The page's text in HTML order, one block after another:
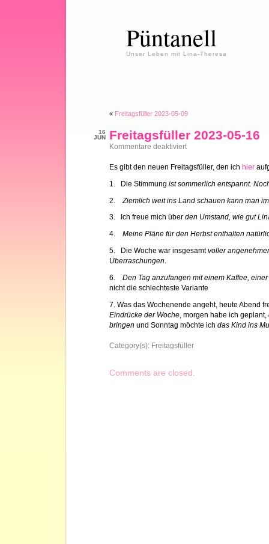
Püntanell
Unser Leben mit Lina-Theresa
« Freitagsfüller 2023-05-09
16
JUN
Freitagsfüller 2023-05-16
Kommentare deaktiviertfür
05-
Es gibt den neuen Freitagsfüller, den ich hier
1. Die Stimmung ist sommerlich entspannt.
2. Ziemlich weit ins Land schauen kann man
3. Ich freue mich über den Umstand, wie gut
4. Meine Pläne für den Herbst enthalten
5. Die Woche war insgesamtvoller
Überraschungen.
6. Den Tag anzufangen mit einem Kaffee,
nicht die schlechteste Variante
7. Was das Wochenende angeht, heute Abend
Eindrücke der Woche , morgen habe ich geplant,
bringen und Sonntag möchte ich das Kind ins
Category(s): Freitagsfüller
Comments are closed.